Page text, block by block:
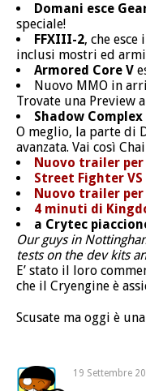
Domani esce
speciale!
FFXIII-2, che esce
inclusi mostri ed armi
Armored Core V
Nuovo MMO in
Trovate una Preview a
Shadow
O meglio, la parte di
avanzata. Vai così
Nuovo trailer per
Street Fighter
Nuovo trailer per
4 minuti di
a Crytec
Our guys in
tests on the dev kits
E’ stato il loro
che il Cryengine è
Scusate ma oggi è
19 Settembre